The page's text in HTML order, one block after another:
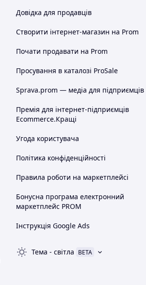
Довідка для продавців
Створити інтернет-магазин на Prom
Почати продавати на Prom
Просування в каталозі ProSale
Sprava.prom — медіа для підприємців
Премія для інтернет-підприємців
Ecommerce.Кращі
Угода користувача
Політика конфіденційності
Правила роботи на маркетплейсі
Бонусна програма електронний
маркетплейс PROM
Інструкція Google Ads
Тема - світла BETA